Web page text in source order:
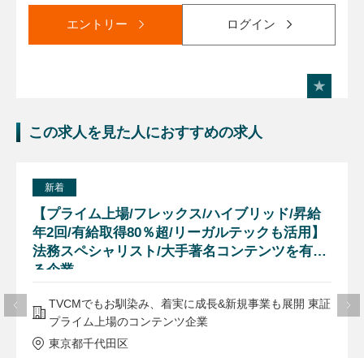
エントリー ログイン
この求人を見た人におすすめの求人
新着
【プライム上場/フレックス/ハイブリッド/昇給
年2回/有給取得80％超/リーガルテックも活用】
法務スペシャリスト/大手著名コンテンツを有す
る企業
TVCMでもお馴染み、着実に成長&新規事業も展開 東証
プライム上場のコンテンツ企業
東京都千代田区